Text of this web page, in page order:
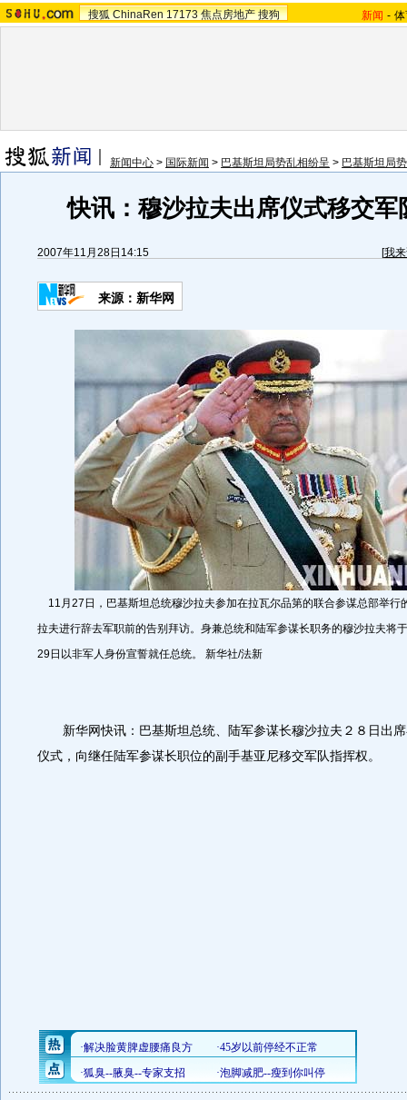
搜狐 ChinaRen 17173 焦点房地产 搜狗 新闻 -
新闻中心 > 国际新闻 > 巴基斯坦局势乱相纷呈 > 巴基斯坦局
快讯：穆沙拉夫出席仪式移交军
2007年11月28日14:15 [我
来源：新华网
11月27日，巴基斯坦总统穆沙拉夫参加在拉瓦尔品第的联合参谋总部举行
拉夫进行辞去军职前的告别拜访。身兼总统和陆军参谋长职务的穆沙拉夫将
29日以非军人身份宣誓就任总统。 新华社/法新
新华网快讯：巴基斯坦总统、陆军参谋长穆沙拉夫２８日出席
仪式，向继任陆军参谋长职位的副手基亚尼移交军队指挥权。